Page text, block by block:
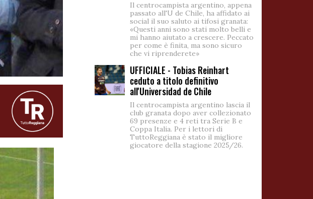
Il centrocampista argentino, appena
passato all'U de Chile, ha affidato ai
social il suo saluto ai tifosi granata:
«Questi anni sono stati molto belli e
mi hanno aiutato a crescere. Peccato
per come è finita, ma sono sicuro
che vi riprenderete»
UFFICIALE - Tobias Reinhart
ceduto a titolo definitivo
all'Universidad de Chile
Il centrocampista argentino lascia il
club granata dopo aver collezionato
69 presenze e 4 reti tra Serie B e
Coppa Italia. Per i lettori di
TuttoReggiana è stato il migliore
giocatore della stagione 2025/26.